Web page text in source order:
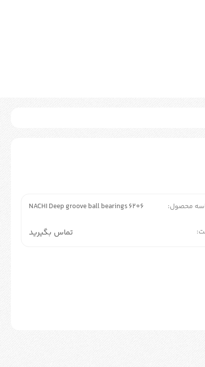
محصول: NACHI Deep groove ball bearings 6206
تماس بگیرید